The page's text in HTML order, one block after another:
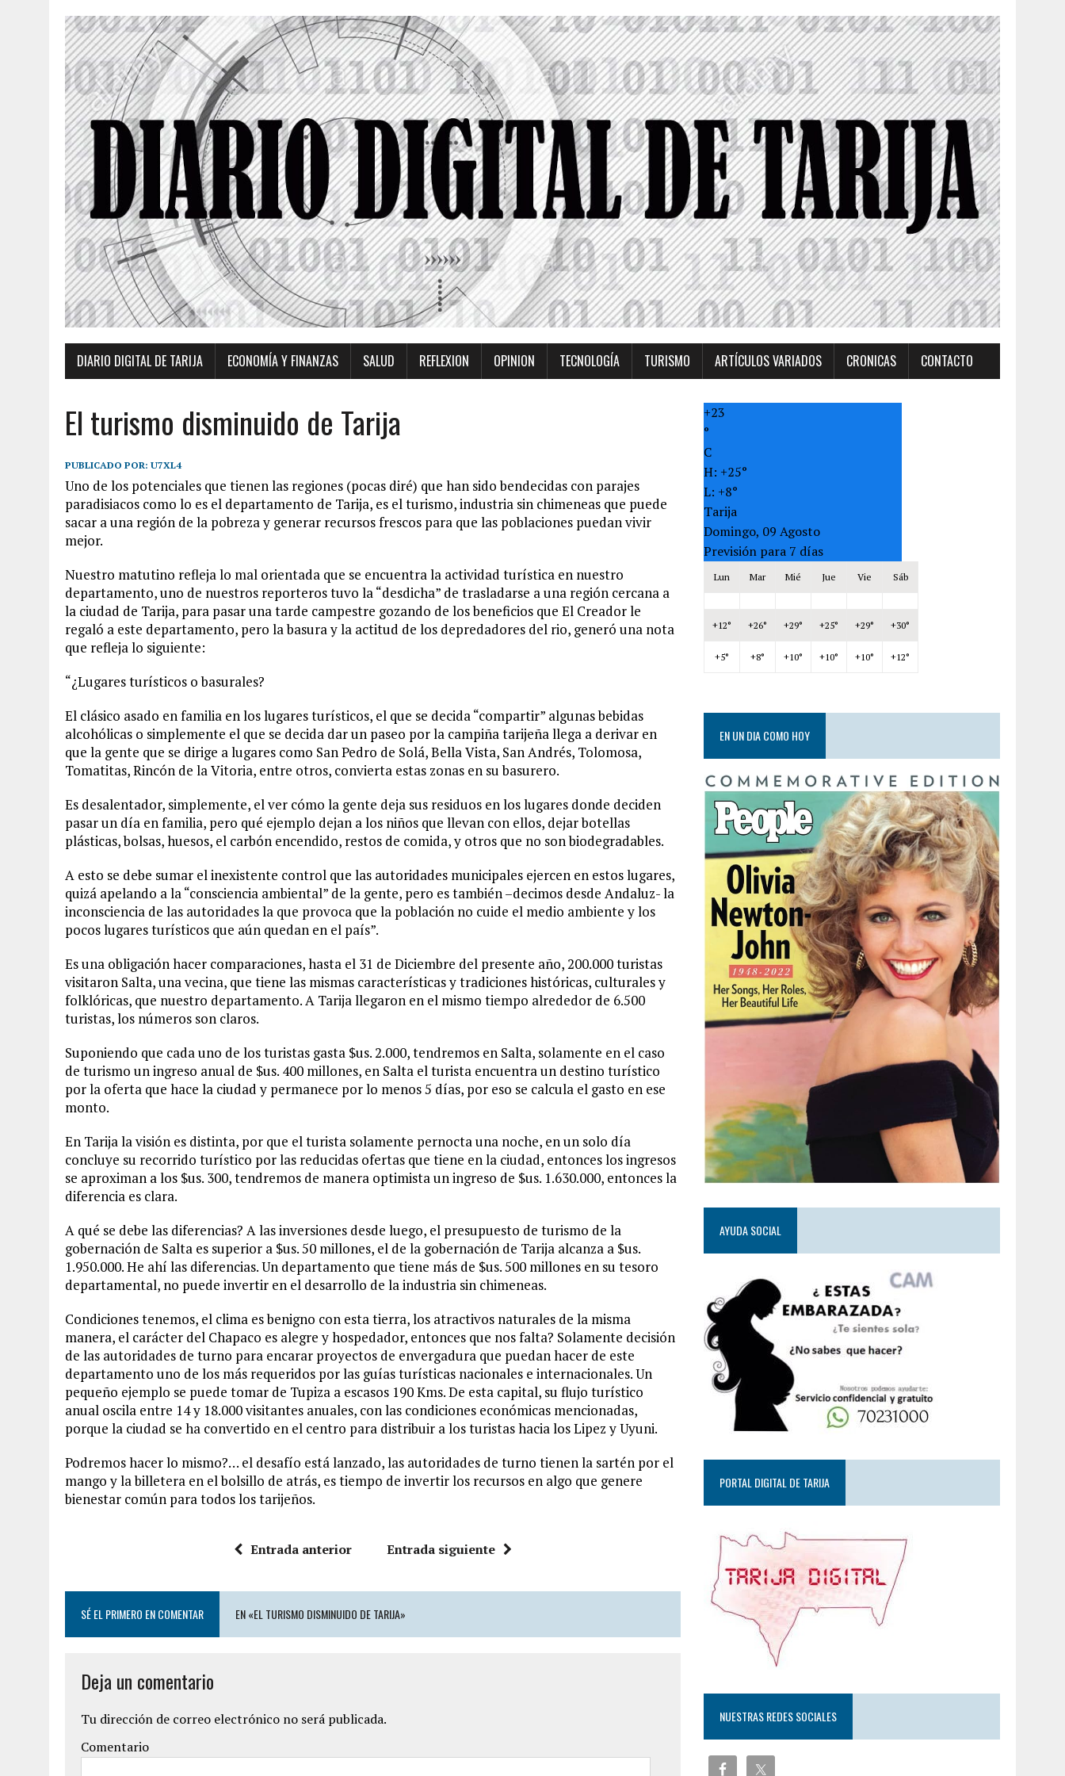
DIARIO DIGITAL DE TARIJA ECONOMÍA Y FINANZAS SALUD REFLEXION OPINION TECNOLOGÍA TURISMO ARTÍCULOS VARIADOS CRONICAS CONTACTO
El turismo disminuido de Tarija
PUBLICADO POR: U7XL4
Uno de los potenciales que tienen las regiones (pocas diré) que han sido bendecidas con parajes
paradisiacos como lo es el departamento de Tarija, es el turismo, industria sin chimeneas que puede
sacar a una región de la pobreza y generar recursos frescos para que las poblaciones puedan vivir
mejor.
Nuestro matutino refleja lo mal orientada que se encuentra la actividad turística en nuestro
departamento, uno de nuestros reporteros tuvo la “desdicha” de trasladarse a una región cercana a
la ciudad de Tarija, para pasar una tarde campestre gozando de los beneficios que El Creador le
regaló a este departamento, pero la basura y la actitud de los depredadores del rio, generó una nota
que refleja lo siguiente:
“¿Lugares turísticos o basurales?
El clásico asado en familia en los lugares turísticos, el que se decida “compartir” algunas bebidas
alcohólicas o simplemente el que se decida dar un paseo por la campiña tarijeña llega a derivar en
que la gente que se dirige a lugares como San Pedro de Solá, Bella Vista, San Andrés, Tolomosa,
Tomatitas, Rincón de la Vitoria, entre otros, convierta estas zonas en su basurero.
Es desalentador, simplemente, el ver cómo la gente deja sus residuos en los lugares donde deciden
pasar un día en familia, pero qué ejemplo dejan a los niños que llevan con ellos, dejar botellas
plásticas, bolsas, huesos, el carbón encendido, restos de comida, y otros que no son biodegradables.
A esto se debe sumar el inexistente control que las autoridades municipales ejercen en estos lugares,
quizá apelando a la “consciencia ambiental” de la gente, pero es también –decimos desde Andaluz- la
inconsciencia de las autoridades la que provoca que la población no cuide el medio ambiente y los
pocos lugares turísticos que aún quedan en el país”.
Es una obligación hacer comparaciones, hasta el 31 de Diciembre del presente año, 200.000 turistas
visitaron Salta, una vecina, que tiene las mismas características y tradiciones históricas, culturales y
folklóricas, que nuestro departamento. A Tarija llegaron en el mismo tiempo alrededor de 6.500
turistas, los números son claros.
Suponiendo que cada uno de los turistas gasta $us. 2.000, tendremos en Salta, solamente en el caso
de turismo un ingreso anual de $us. 400 millones, en Salta el turista encuentra un destino turístico
por la oferta que hace la ciudad y permanece por lo menos 5 días, por eso se calcula el gasto en ese
monto.
En Tarija la visión es distinta, por que el turista solamente pernocta una noche, en un solo día
concluye su recorrido turístico por las reducidas ofertas que tiene en la ciudad, entonces los ingresos
se aproximan a los $us. 300, tendremos de manera optimista un ingreso de $us. 1.630.000, entonces la
diferencia es clara.
A qué se debe las diferencias? A las inversiones desde luego, el presupuesto de turismo de la
gobernación de Salta es superior a $us. 50 millones, el de la gobernación de Tarija alcanza a $us.
1.950.000. He ahí las diferencias. Un departamento que tiene más de $us. 500 millones en su tesoro
departamental, no puede invertir en el desarrollo de la industria sin chimeneas.
Condiciones tenemos, el clima es benigno con esta tierra, los atractivos naturales de la misma
manera, el carácter del Chapaco es alegre y hospedador, entonces que nos falta? Solamente decisión
de las autoridades de turno para encarar proyectos de envergadura que puedan hacer de este
departamento uno de los más requeridos por las guías turísticas nacionales e internacionales. Un
pequeño ejemplo se puede tomar de Tupiza a escasos 190 Kms. De esta capital, su flujo turístico
anual oscila entre 14 y 18.000 visitantes anuales, con las condiciones económicas mencionadas,
porque la ciudad se ha convertido en el centro para distribuir a los turistas hacia los Lipez y Uyuni.
Podremos hacer lo mismo?… el desafío está lanzado, las autoridades de turno tienen la sartén por el
mango y la billetera en el bolsillo de atrás, es tiempo de invertir los recursos en algo que genere
bienestar común para todos los tarijeños.
Entrada anterior Entrada siguiente
SÉ EL PRIMERO EN COMENTAR EN «EL TURISMO DISMINUIDO DE TARIJA»
Deja un comentario
Tu dirección de correo electrónico no será publicada.
Comentario
+23
°
C
H: +25°
L: +8°
Tarija
Domingo, 09 Agosto
Previsión para 7 días
Lun Mar Mié Jue Vie Sáb
+12° +26° +29° +25° +29° +30°
+5° +8° +10° +10° +10° +12°
EN UN DIA COMO HOY
AYUDA SOCIAL
PORTAL DIGITAL DE TARIJA
NUESTRAS REDES SOCIALES